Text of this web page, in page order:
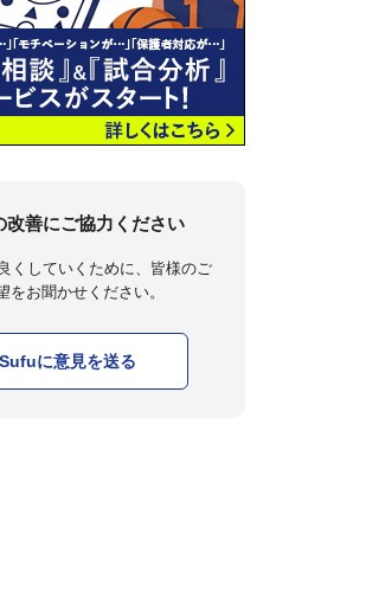
改善にご協力ください
くしていくために、皆様のご
をお聞かせください。
Sufuに意見を送る